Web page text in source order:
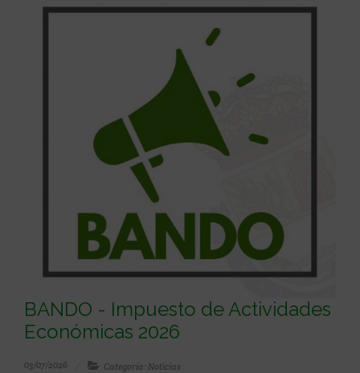
BANDO - Impuesto de Actividades
Económicas 2026
03/07/2026 Categoría: Noticias